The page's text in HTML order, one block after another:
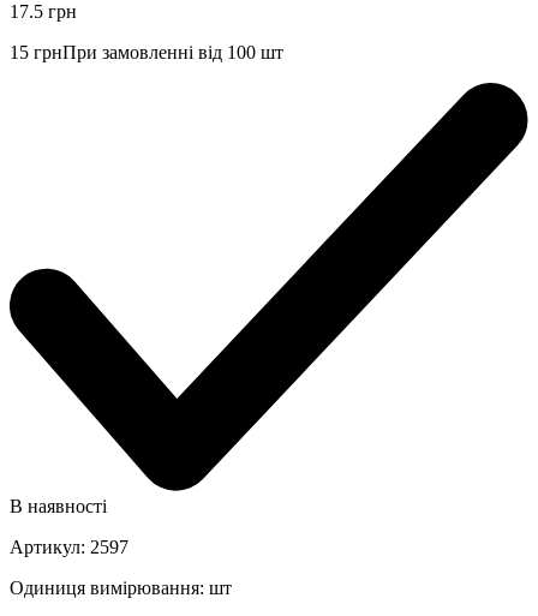
17.5 грн
15 грнПри замовленні від 100 шт
В наявності
Артикул: 2597
Одиниця вимірювання: шт